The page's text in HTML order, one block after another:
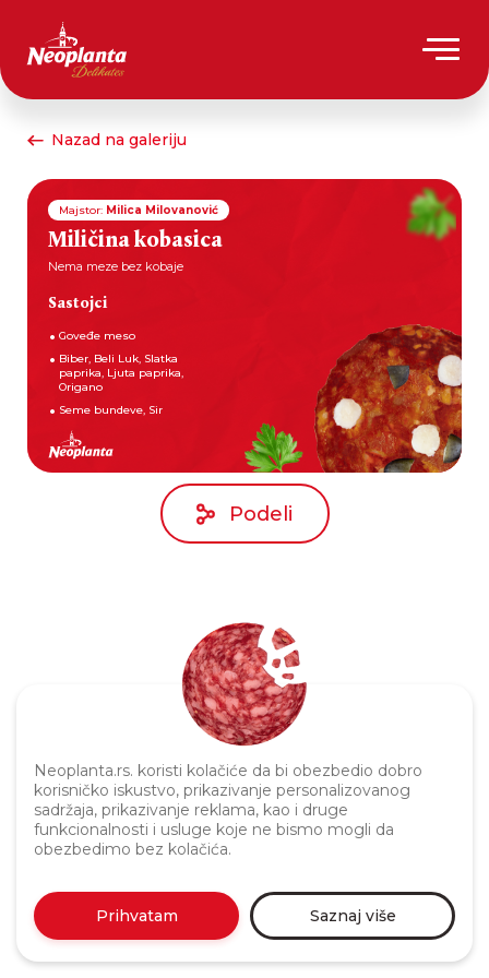
Neoplanta.rs. koristi kolačiće da bi obezbedio dobro
korisničko iskustvo, prikazivanje personalizovanog
sadržaja, prikazivanje reklama, kao i druge
funkcionalnosti i usluge koje ne bismo mogli da
obezbedimo bez kolačića.
Prihvatam Saznaj više
Nazad na galeriju
Majstor: Milica Milovanović
Miličina kobasica
Nema meze bez kobaje
Sastojci
Goveđe meso
Biber, Beli Luk, Slatka
paprika, Ljuta paprika,
Origano
Seme bundeve, Sir
Podeli
Politika privatnosti